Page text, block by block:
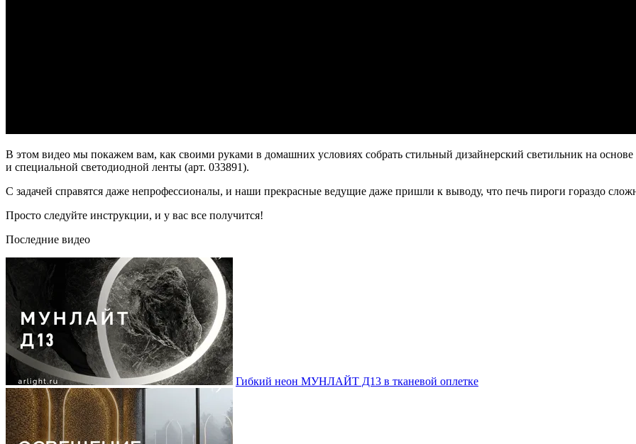
В этом видео мы покажем вам, как своими руками в домашних условиях собрать стильный дизайнерский светильник на
и специальной светодиодной ленты (арт. 033891).
С задачей справятся даже непрофессионалы, и наши прекрасные ведущие даже пришли к выводу, что печь пироги гораздо
Просто следуйте инструкции, и у вас все получится!
Последние видео
Гибкий неон МУНЛАЙТ Д13 в тканевой оплетке